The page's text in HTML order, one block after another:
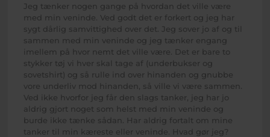
Jeg tænker nogen gange på hvordan det ville være
med min veninde. Ved godt det er forkert og jeg har
sygt dårlig samvittighed over det. Jeg sover jo af og til
sammen med min veninde og jeg tænker engang
imellem på hvor nemt det ville være. Det er bare to
stykker tøj vi hver skal tage af (underbukser og
sovetshirt) og så rulle ind over hinanden og gnubbe
vore underliv mod hinanden, så ville vi være sammen.
Ved ikke hvorfor jeg får den slags tanker, jeg har jo
aldrig gjort noget som helst med min veninde og
burde ikke tænke sådan. Har aldrig fortalt om mine
tanker til min kæreste eller veninde. Hvad gør jeg?